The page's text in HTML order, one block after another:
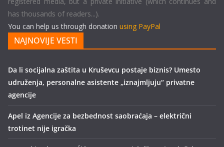
has thousands of readers...).
You can help us through donation using PayPal
NAJNOVIJE VESTI
Da li socijalna zaštita u Kruševcu postaje biznis? Umesto
udruženja, personalne asistente „iznajmljuju“ privatne
agencije
Apel iz Agencije za bezbednost saobraćaja – električni
trotinet nije igračka